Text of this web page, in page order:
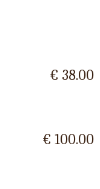
€ 38.00
€ 100.00